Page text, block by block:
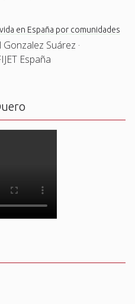
en España por comunidades
Suárez ·
España